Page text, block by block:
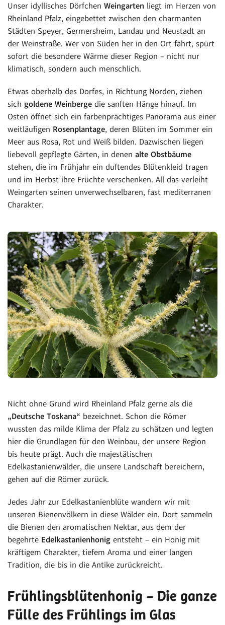
Unser idyllisches Dörfchen Weingarten liegt im Herzen von
Rheinland Pfalz, eingebettet zwischen den charmanten
Städten Speyer, Germersheim, Landau und Neustadt an
der Weinstraße. Wer von Süden her in den Ort fährt, spürt
sofort die besondere Wärme dieser Region – nicht nur
klimatisch, sondern auch menschlich.
Etwas oberhalb des Dorfes, in Richtung Norden, ziehen
sich goldene Weinberge die sanften Hänge hinauf. Im
Osten öffnet sich ein farbenprächtiges Panorama aus einer
weitläufigen Rosenplantage, deren Blüten im Sommer ein
Meer aus Rosa, Rot und Weiß bilden. Dazwischen liegen
liebevoll gepflegte Gärten, in denen alte Obstbäume
stehen, die im Frühjahr ein duftendes Blütenkleid tragen
und im Herbst ihre Früchte verschenken. All das verleiht
Weingarten seinen unverwechselbaren, fast mediterranen
Charakter.
Nicht ohne Grund wird Rheinland Pfalz gerne als die
„Deutsche Toskana“ bezeichnet. Schon die Römer
wussten das milde Klima der Pfalz zu schätzen und legten
hier die Grundlagen für den Weinbau, der unsere Region
bis heute prägt. Auch die majestätischen
Edelkastanienwälder, die unsere Landschaft bereichern,
gehen auf die Römer zurück.
Jedes Jahr zur Edelkastanienblüte wandern wir mit
unseren Bienenvölkern in diese Wälder ein. Dort sammeln
die Bienen den aromatischen Nektar, aus dem der
begehrte Edelkastanienhonig entsteht – ein Honig mit
kräftigem Charakter, tiefem Aroma und einer langen
Tradition, die bis in die Antike zurückreicht.
Frühlingsblütenhonig – Die ganze
Fülle des Frühlings im Glas